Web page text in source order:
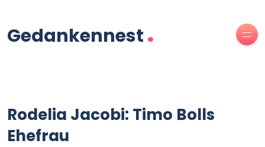
Gedankennest.
Rodelia Jacobi: Timo Bolls
Ehefrau